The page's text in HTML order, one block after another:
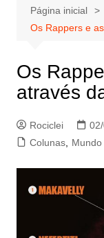
Página inicial
Os Rappers e
Os
através
Rociclei
Colunas, Mundo